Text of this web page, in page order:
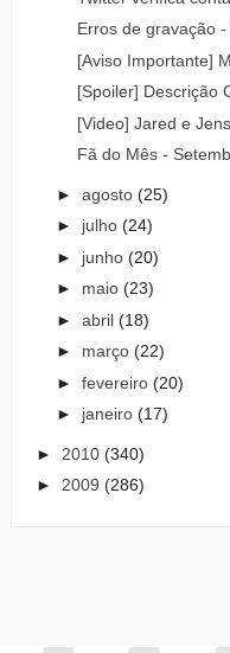
Erros de gravação -
[Aviso Importante]
[Spoiler] Descrição
[Video] Jared e
Fã do Mês -
► agosto (25)
► julho (24)
► junho (20)
► maio (23)
► abril (18)
► março (22)
► fevereiro (20)
► janeiro (17)
► 2010 (340)
► 2009 (286)